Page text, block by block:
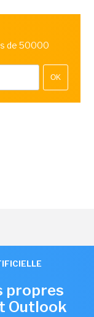
de 50000
OK
propres
Outlook